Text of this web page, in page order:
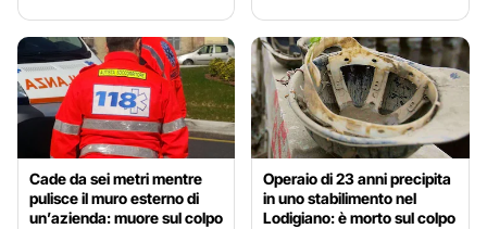
Cade da sei metri mentre
pulisce il muro esterno di
un’azienda: muore sul colpo
Operaio di 23 anni precipita
in uno stabilimento nel
Lodigiano: è morto sul colpo